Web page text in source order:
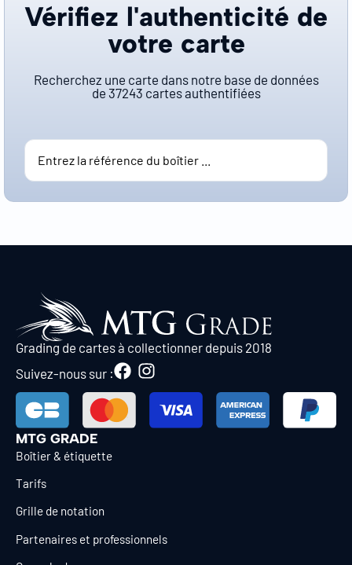
Vérifiez l'authenticité de
votre carte
Recherchez une carte dans notre base de données
de 37243 cartes authentifiées
Grading de cartes à collectionner depuis 2018
Suivez-nous sur :
MTG GRADE
Boîtier & étiquette
Tarifs
Grille de notation
Partenaires et professionnels